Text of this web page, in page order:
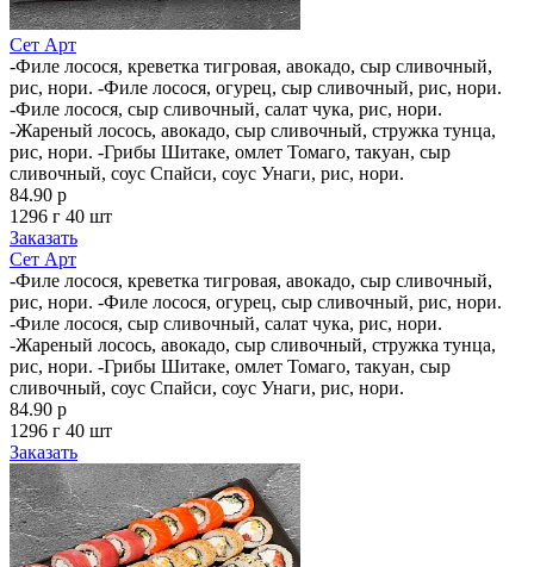
Сет Арт
-Филе лосося, креветка тигровая, авокадо, сыр сливочный,
рис, нори. -Филе лосося, огурец, сыр сливочный, рис, нори.
-Филе лосося, сыр сливочный, салат чука, рис, нори.
-Жареный лосось, авокадо, сыр сливочный, стружка тунца,
рис, нори. -Грибы Шитаке, омлет Томаго, такуан, сыр
сливочный, соус Спайси, соус Унаги, рис, нори.
84.90 р
1296 г 40 шт
Заказать
Сет Арт
-Филе лосося, креветка тигровая, авокадо, сыр сливочный,
рис, нори. -Филе лосося, огурец, сыр сливочный, рис, нори.
-Филе лосося, сыр сливочный, салат чука, рис, нори.
-Жареный лосось, авокадо, сыр сливочный, стружка тунца,
рис, нори. -Грибы Шитаке, омлет Томаго, такуан, сыр
сливочный, соус Спайси, соус Унаги, рис, нори.
84.90 р
1296 г 40 шт
Заказать